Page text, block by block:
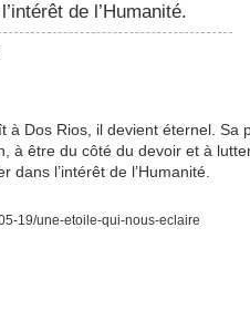
de l’Humanité.
à Dos Rios, il devient éternel. Sa
à être du côté du devoir et à
l’intérêt de l’Humanité.
19/une-etoile-qui-nous-eclaire